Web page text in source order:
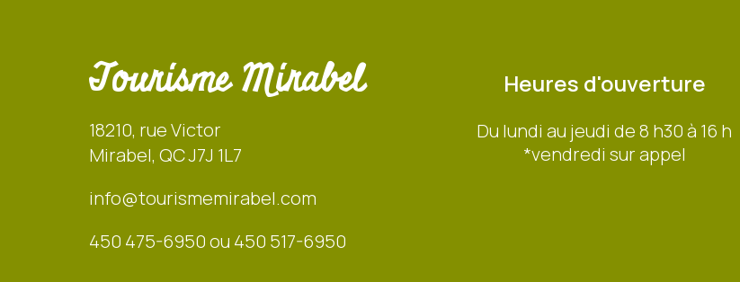
Tourisme Mirabel
18210, rue Victor
Mirabel, QC J7J 1L7
info@tourismemirabel.com
450 475-6950 ou 450 517-6950
Heures d'ouverture
Du lundi au jeudi de 8 h30 à 16 h
*vendredi sur appel